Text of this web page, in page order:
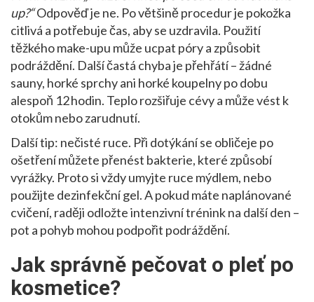
up?“Odpověď je ne. Po většině procedur je pokožka
citlivá a potřebuje čas, aby se uzdravila. Použití
těžkého make-upu může ucpat póry a způsobit
podráždění. Další častá chyba je přehřátí – žádné
sauny, horké sprchy ani horké koupelny po dobu
alespoň 12 hodin. Teplo rozšiřuje cévy a může vést k
otokům nebo zarudnutí.
Další tip: nečisté ruce. Při dotýkání se obličeje po
ošetření můžete přenést bakterie, které způsobí
vyrážky. Proto si vždy umyjte ruce mýdlem, nebo
použijte dezinfekční gel. A pokud máte naplánované
cvičení, raději odložte intenzivní trénink na další den –
pot a pohyb mohou podpořit podráždění.
Jak správně pečovat o pleť po
kosmetice?